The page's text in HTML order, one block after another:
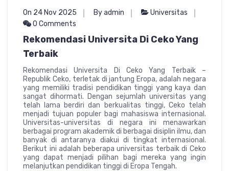
On 24 Nov 2025 By admin
Universitas
0 Comments
Rekomendasi Universita Di Ceko Yang
Terbaik
Rekomendasi Universita Di Ceko Yang Terbaik –
Republik Ceko, terletak di jantung Eropa, adalah negara
yang memiliki tradisi pendidikan tinggi yang kaya dan
sangat dihormati. Dengan sejumlah universitas yang
telah lama berdiri dan berkualitas tinggi, Ceko telah
menjadi tujuan populer bagi mahasiswa internasional.
Universitas-universitas di negara ini menawarkan
berbagai program akademik di berbagai disiplin ilmu, dan
banyak di antaranya diakui di tingkat internasional.
Berikut ini adalah beberapa universitas terbaik di Ceko
yang dapat menjadi pilihan bagi mereka yang ingin
melanjutkan pendidikan tinggi di Eropa Tengah.